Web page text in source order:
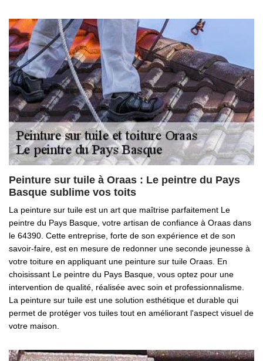
Peinture sur tuile à Oraas : Le peintre du Pays
Basque sublime vos toits
La peinture sur tuile est un art que maîtrise parfaitement Le
peintre du Pays Basque, votre artisan de confiance à Oraas dans
le 64390. Cette entreprise, forte de son expérience et de son
savoir-faire, est en mesure de redonner une seconde jeunesse à
votre toiture en appliquant une peinture sur tuile Oraas. En
choisissant Le peintre du Pays Basque, vous optez pour une
intervention de qualité, réalisée avec soin et professionnalisme.
La peinture sur tuile est une solution esthétique et durable qui
permet de protéger vos tuiles tout en améliorant l'aspect visuel de
votre maison.